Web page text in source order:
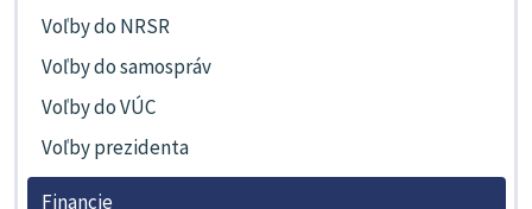
Voľby do NRSR
Voľby do samospráv
Voľby do VÚC
Voľby prezidenta
Financie